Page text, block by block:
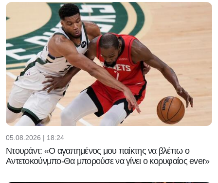
05.08.2026 | 18:24
Ντουράντ: «Ο αγαπημένος μου παίκτης να βλέπω ο
Αντετοκούνμπο-Θα μπορούσε να γίνει ο κορυφαίος ever»